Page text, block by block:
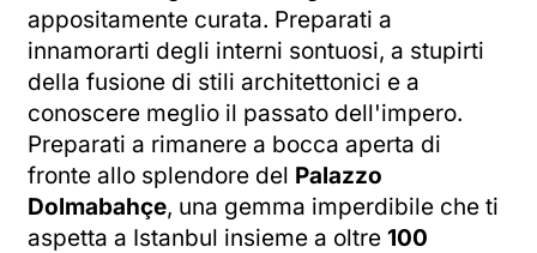
appositamente curata. Preparati a
innamorarti degli interni sontuosi, a stupirti
della fusione di stili architettonici e a
conoscere meglio il passato dell'impero.
Preparati a rimanere a bocca aperta di
fronte allo splendore del Palazzo
Dolmabahçe, una gemma imperdibile che ti
aspetta a Istanbul insieme a oltre 100